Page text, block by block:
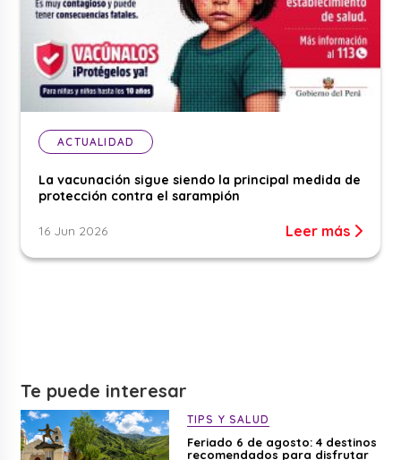
ACTUALIDAD
La vacunación sigue siendo la principal medida de
protección contra el sarampión
16 Jun 2026 Leer más
Te puede interesar
TIPS Y SALUD
Feriado 6 de agosto: 4 destinos
recomendados para disfrutar